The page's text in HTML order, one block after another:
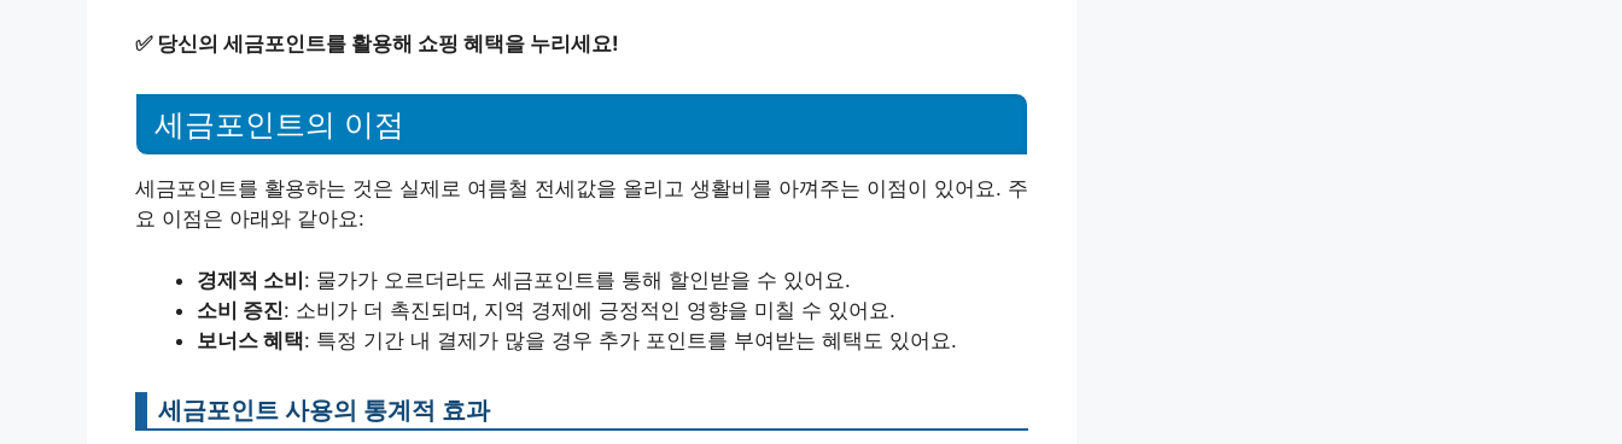
✅ 당신의 세금포인트를 활용해 쇼핑 혜택을 누리세요!
세금포인트의 이점
세금포인트를 활용하는 것은 실제로 여름철 전세값을 올리고 생활비를 아껴주는 이점이 있어요. 주
요 이점은 아래와 같아요:
경제적 소비: 물가가 오르더라도 세금포인트를 통해 할인받을 수 있어요.
소비 증진: 소비가 더 촉진되며, 지역 경제에 긍정적인 영향을 미칠 수 있어요.
보너스 혜택: 특정 기간 내 결제가 많을 경우 추가 포인트를 부여받는 혜택도 있어요.
세금포인트 사용의 통계적 효과